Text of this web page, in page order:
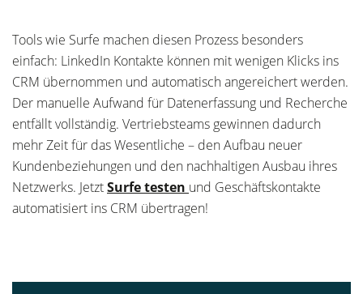
Tools wie Surfe machen diesen Prozess besonders
einfach: LinkedIn Kontakte können mit wenigen Klicks ins
CRM übernommen und automatisch angereichert werden.
Der manuelle Aufwand für Datenerfassung und Recherche
entfällt vollständig. Vertriebsteams gewinnen dadurch
mehr Zeit für das Wesentliche – den Aufbau neuer
Kundenbeziehungen und den nachhaltigen Ausbau ihres
Netzwerks. JetztSurfe testen und Geschäftskontakte
automatisiert ins CRM übertragen!